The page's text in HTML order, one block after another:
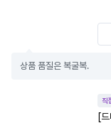
상품 품질은 복굴복.
직
[